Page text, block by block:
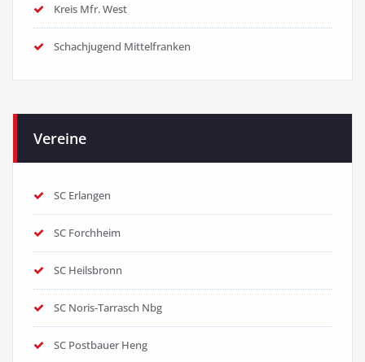
Kreis Mfr. West
Schachjugend Mittelfranken
Vereine
SC Erlangen
SC Forchheim
SC Heilsbronn
SC Noris-Tarrasch Nbg
SC Postbauer Heng